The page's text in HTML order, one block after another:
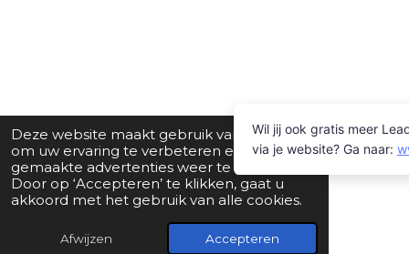
Deze website maakt gebruik van cookies
om uw ervaring te verbeteren en op maat
gemaakte advertenties weer te geven.
Door op ‘Accepteren’ te klikken, gaat u
akkoord met het gebruik van alle cookies.
Afwijzen Accepteren